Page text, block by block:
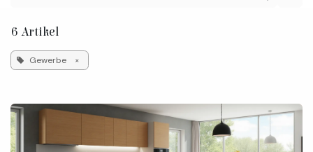
6 Artikel
Gewerbe ×